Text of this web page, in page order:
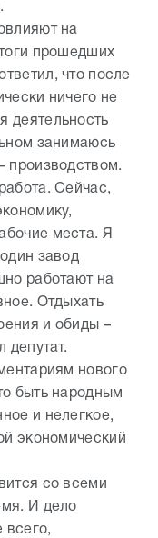
на
прошедших
что после
ничего не
деятельность
занимаюсь
производством.
Сейчас,
места. Я
завод
работают на
Отдыхать
и обиды –
депутат.
нового
быть народным
и нелегкое,
экономический
со всеми
И дело
всего,